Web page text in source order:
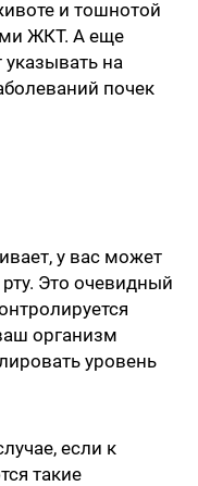
и тошнотой
ЖКТ. А еще
на
почек
у вас может
Это очевидный
организм
уровень
если к
такие